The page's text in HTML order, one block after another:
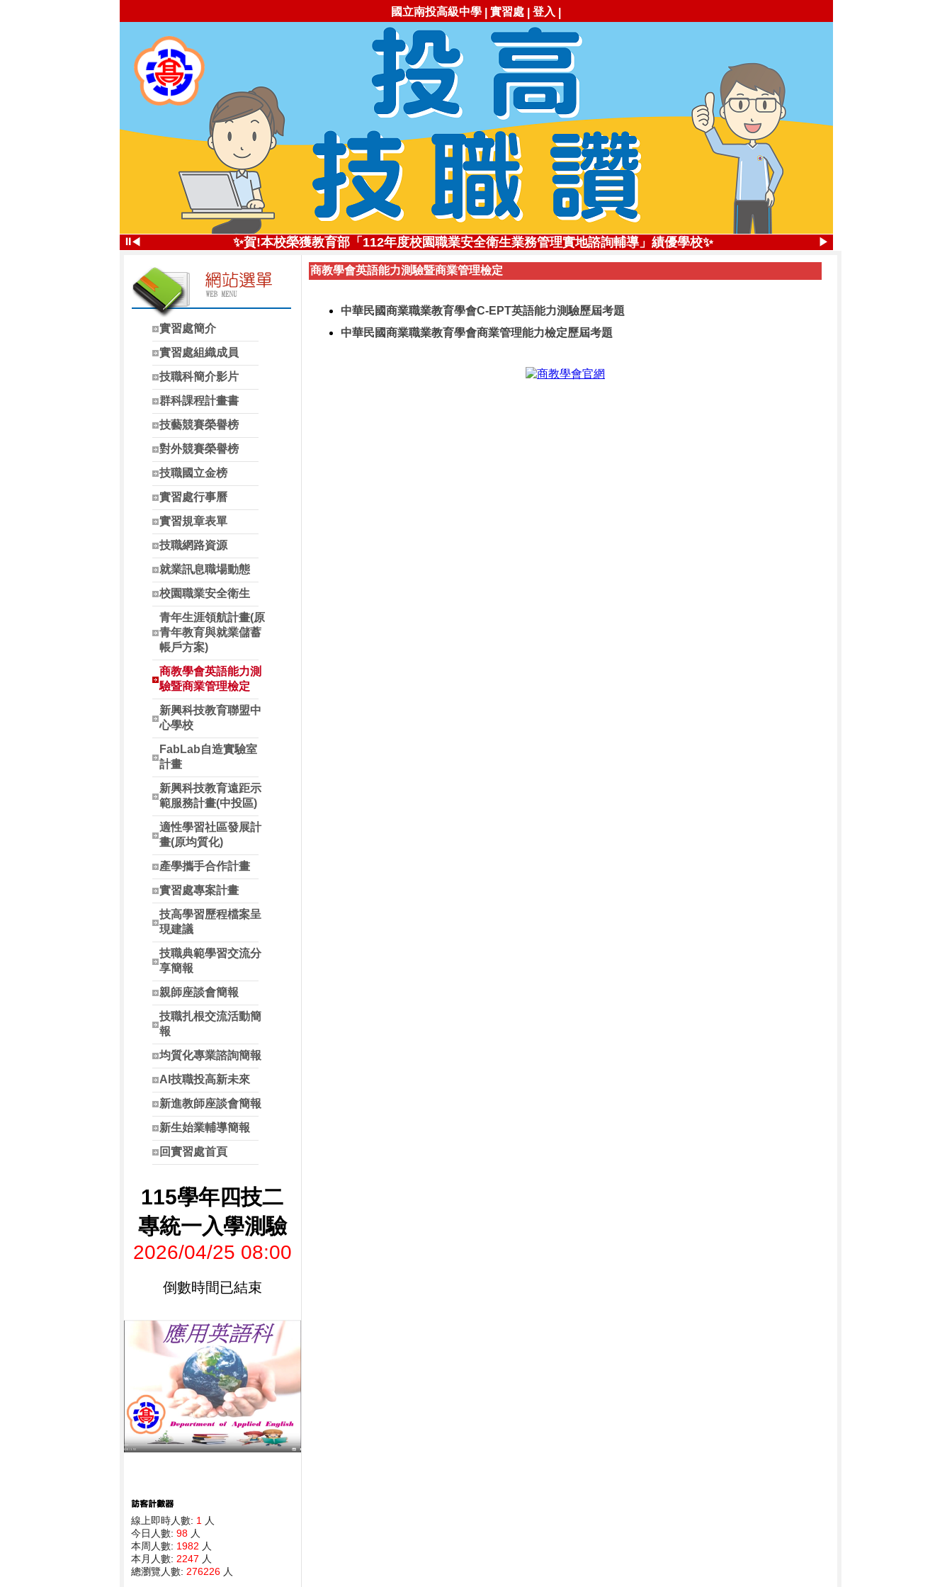
國立南投高級中學 實習處 登入
⏸◀
✨投高技職尚勇!✨113學年全國工商業類科技藝競賽，勇奪1座金手獎，4座優勝獎
✨賀!本校榮獲教育部「112年度校園職業安全衛生業務管理實地諮詢輔導」績優學校✨
投高技職讚!113年南投高中職業類科錄取國立大專院校比率高達71.84%
✨五星好評 投高技職✨112學年全國工商業類科技藝競賽，勇奪3座金手獎，2座優勝獎
自造實驗室受邀参加勞動部2020創客嘉年華展
南投縣高中職校長參訪本校電商科新興科技無人智慧商店
▶
實習處簡介
實習處組織成員
技職科簡介影片
群科課程計畫書
技藝競賽榮譽榜
對外競賽榮譽榜
技職國立金榜
實習處行事曆
實習規章表單
技職網路資源
就業訊息職場動態
校園職業安全衛生
青年生涯領航計畫(原
青年教育與就業儲蓄
帳戶方案)
商教學會英語能力測
驗暨商業管理檢定
新興科技教育聯盟中
心學校
FabLab自造實驗室
計畫
新興科技教育遠距示
範服務計畫(中投區)
適性學習社區發展計
畫(原均質化)
產學攜手合作計畫
實習處專案計畫
技高學習歷程檔案呈
現建議
技職典範學習交流分
享簡報
親師座談會簡報
技職扎根交流活動簡
報
均質化專業諮詢簡報
AI技職投高新未來
新進教師座談會簡報
新生始業輔導簡報
回實習處首頁
115學年四技二
專統一入學測驗
2026/04/25 08:00
倒數時間已結束
線上即時人數: 1
人
今日人數: 98人
本周人數: 1982 人
本月人數: 2247 人
總瀏覽人數: 276226人
商教學會英語能力測驗暨商業管理檢定
中華民國商業職業教育學會C-EPT英語能力測驗歷屆考題
中華民國商業職業教育學會商業管理能力檢定歷屆考題